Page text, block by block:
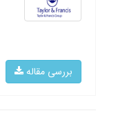
بررسی مقاله